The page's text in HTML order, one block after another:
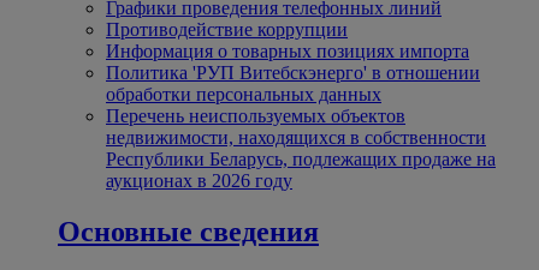
Графики проведения телефонных линий
Противодействие коррупции
Информация о товарных позициях импорта
Политика 'РУП Витебскэнерго' в отношении
обработки персональных данных
Перечень неиспользуемых объектов
недвижимости, находящихся в собственности
Республики Беларусь, подлежащих продаже на
аукционах в 2026 году
Основные сведения